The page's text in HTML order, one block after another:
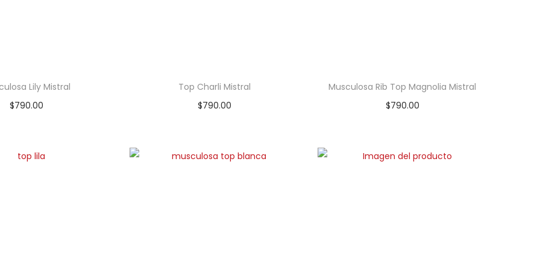
Lily Mistral
$790.00
Top Charli Mistral
$790.00
Musculosa Rib Top Magnolia Mistral
$790.00